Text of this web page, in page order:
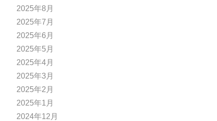
2025年8月
2025年7月
2025年6月
2025年5月
2025年4月
2025年3月
2025年2月
2025年1月
2024年12月